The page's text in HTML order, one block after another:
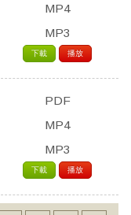
MP4
MP3
下載 播放
PDF
MP4
MP3
下載 播放